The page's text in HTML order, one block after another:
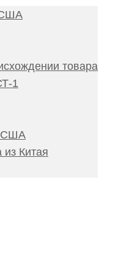
США
товара
1
США
из Китая